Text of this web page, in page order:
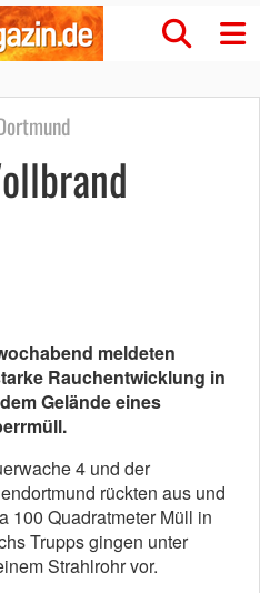
meldeten
Rauchentwicklung in
Gelände eines
4 und der
rückten aus und
100 Quadratmeter Müll in
Trupps gingen unter
Strahlrohr vor.